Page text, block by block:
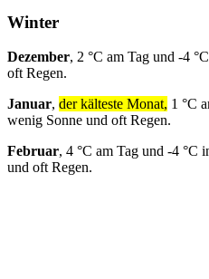
Winter
Dezember, 2 °C am Tag und -4
oft Regen.
Januar, der kälteste Monat, 1 °C
wenig Sonne und oft Regen.
Februar, 4 °C am Tag und -4 °C
und oft Regen.